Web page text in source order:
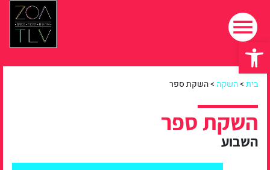
פתח סרגל נגישות
בית>השקה >השקת ספר
השקת ספר
השבוע